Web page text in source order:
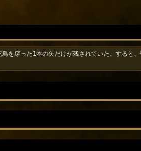
を穿った1本の矢だけが残されていた。すると